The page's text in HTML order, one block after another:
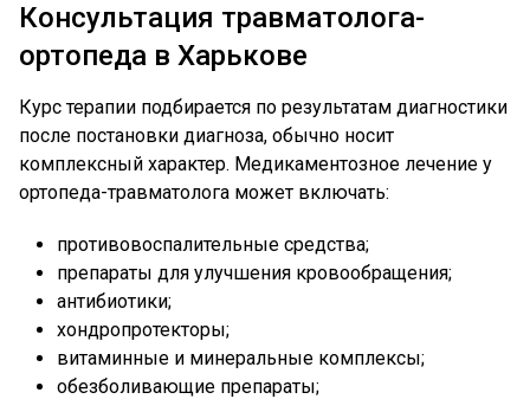
Консультация травматолога-
ортопеда в Харькове
Курс терапии подбирается по результатам диагностики
после постановки диагноза, обычно носит
комплексный характер. Медикаментозное лечение у
ортопеда-травматолога может включать:
противовоспалительные средства;
препараты для улучшения кровообращения;
антибиотики;
хондропротекторы;
витаминные и минеральные комплексы;
обезболивающие препараты;